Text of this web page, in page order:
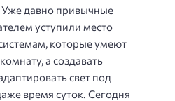
Уже давно привычные
уступили место
которые умеют
а создавать
свет под
время суток. Сегодня